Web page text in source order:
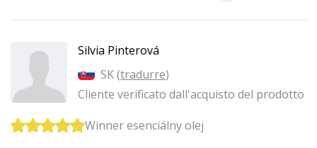
Silvia Pinterová
SK (tradurre)
Cliente verificato dall'acquisto del prodotto
Winner esenciálny olej